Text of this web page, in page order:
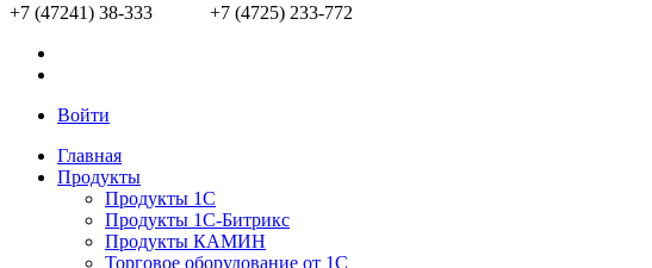
+7 (47241) 38-333 +7 (4725) 233-772
Войти
Главная
Продукты
Продукты 1С
Продукты 1С-Битрикс
Продукты КАМИН
Торговое оборудование от 1С